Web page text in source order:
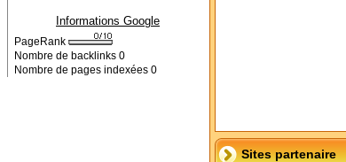
Sites partenaire
Informations Google
PageRank
Nombre de backlinks 0
Nombre de pages indexées 0